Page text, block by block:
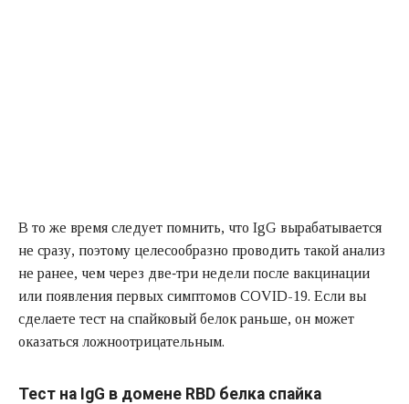
В то же время следует помнить, что IgG вырабатывается
не сразу, поэтому целесообразно проводить такой анализ
не ранее, чем через две‑три недели после вакцинации
или появления первых симптомов COVID-19. Если вы
сделаете тест на спайковый белок раньше, он может
оказаться ложноотрицательным.
Тест на IgG в домене RBD белка спайка